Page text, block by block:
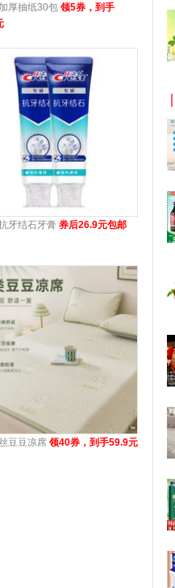
厚抽纸30包 领5券，到手
牙结石牙膏 券后26.9元包邮
豆豆凉席 领40券，到手59.9元